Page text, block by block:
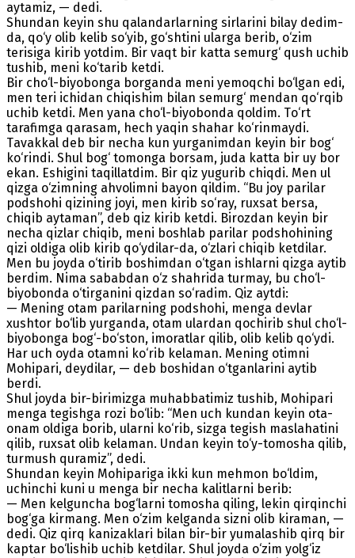
aytamiz, — dedi.
Shundan keyin shu qalandarlarning sirlarini bilay dedim-
da, qo‘y olib kelib so‘yib, go‘shtini ularga berib, o‘zim
terisiga kirib yotdim. Bir vaqt bir katta semurg‘ qush uchib
tushib, meni ko‘tarib ketdi.
Bir cho‘l-biyobonga borganda meni yemoqchi bo‘lgan edi,
men teri ichidan chiqishim bilan semurg‘ mendan qo‘rqib
uchib ketdi. Men yana cho‘l-biyobonda qoldim. Тo‘rt
tarafimga qarasam, hech yaqin shahar ko‘rinmaydi.
Тavakkal deb bir necha kun yurganimdan keyin bir bog‘
ko‘rindi. Shul bog‘ tomonga borsam, juda katta bir uy bor
ekan. Eshigini taqillatdim. Bir qiz yugurib chiqdi. Men ul
qizga o‘zimning ahvolimni bayon qildim. “Bu joy parilar
podshohi qizining joyi, men kirib so‘ray, ruxsat bersa,
chiqib aytaman”, deb qiz kirib ketdi. Birozdan keyin bir
necha qizlar chiqib, meni boshlab parilar podshohining
qizi oldiga olib kirib qo‘ydilar-da, o‘zlari chiqib ketdilar.
Men bu joyda o‘tirib boshimdan o‘tgan ishlarni qizga aytib
berdim. Nima sababdan o‘z shahrida turmay, bu cho‘l-
biyobonda o‘tirganini qizdan so‘radim. Qiz aytdi:
— Mening otam parilarning podshohi, menga devlar
xushtor bo‘lib yurganda, otam ulardan qochirib shul cho‘l-
biyobonga bog‘-bo‘ston, imoratlar qilib, olib kelib qo‘ydi.
Har uch oyda otamni ko‘rib kelaman. Mening otimni
Mohipari, deydilar, — deb boshidan o‘tganlarini aytib
berdi.
Shul joyda bir-birimizga muhabbatimiz tushib, Mohipari
menga tegishga rozi bo‘lib: “Men uch kundan keyin ota-
onam oldiga borib, ularni ko‘rib, sizga tegish maslahatini
qilib, ruxsat olib kelaman. Undan keyin to‘y-tomosha qilib,
turmush quramiz”, dedi.
Shundan keyin Mohipariga ikki kun mehmon bo‘ldim,
uchinchi kuni u menga bir necha kalitlarni berib:
— Men kelguncha bog‘larni tomosha qiling, lekin qirqinchi
bog‘ga kirmang. Men o‘zim kelganda sizni olib kiraman, —
dedi. Qiz qirq kanizaklari bilan bir-bir yumalashib qirq bir
kaptar bo‘lishib uchib ketdilar. Shul joyda o‘zim yolg‘iz